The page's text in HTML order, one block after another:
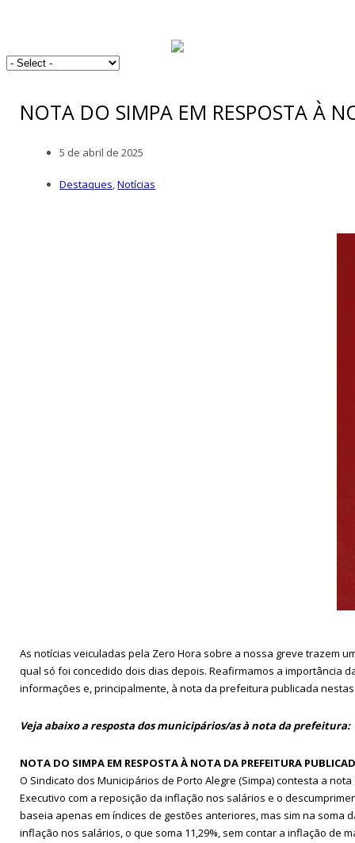
NOTA DO SIMPA EM RESPOSTA À
5 de abril de 2025
Destaques,Notícias
As notícias veiculadas pela Zero Hora sobre a nossa greve trazem
qual só foi concedido dois dias depois. Reafirmamos a importância
informações e, principalmente, à nota da prefeitura publicada
Veja abaixo a resposta dos municipários/as à nota da prefeitura:
NOTA DO SIMPA EM RESPOSTA À NOTA DA PREFEITURA
O Sindicato dos Municipários de Porto Alegre (Simpa) contesta a
Executivo com a reposição da inflação nos salários e o
baseia apenas em índices de gestões anteriores, mas sim na soma
inflação nos salários, o que soma 11,29%, sem contar a inflação de